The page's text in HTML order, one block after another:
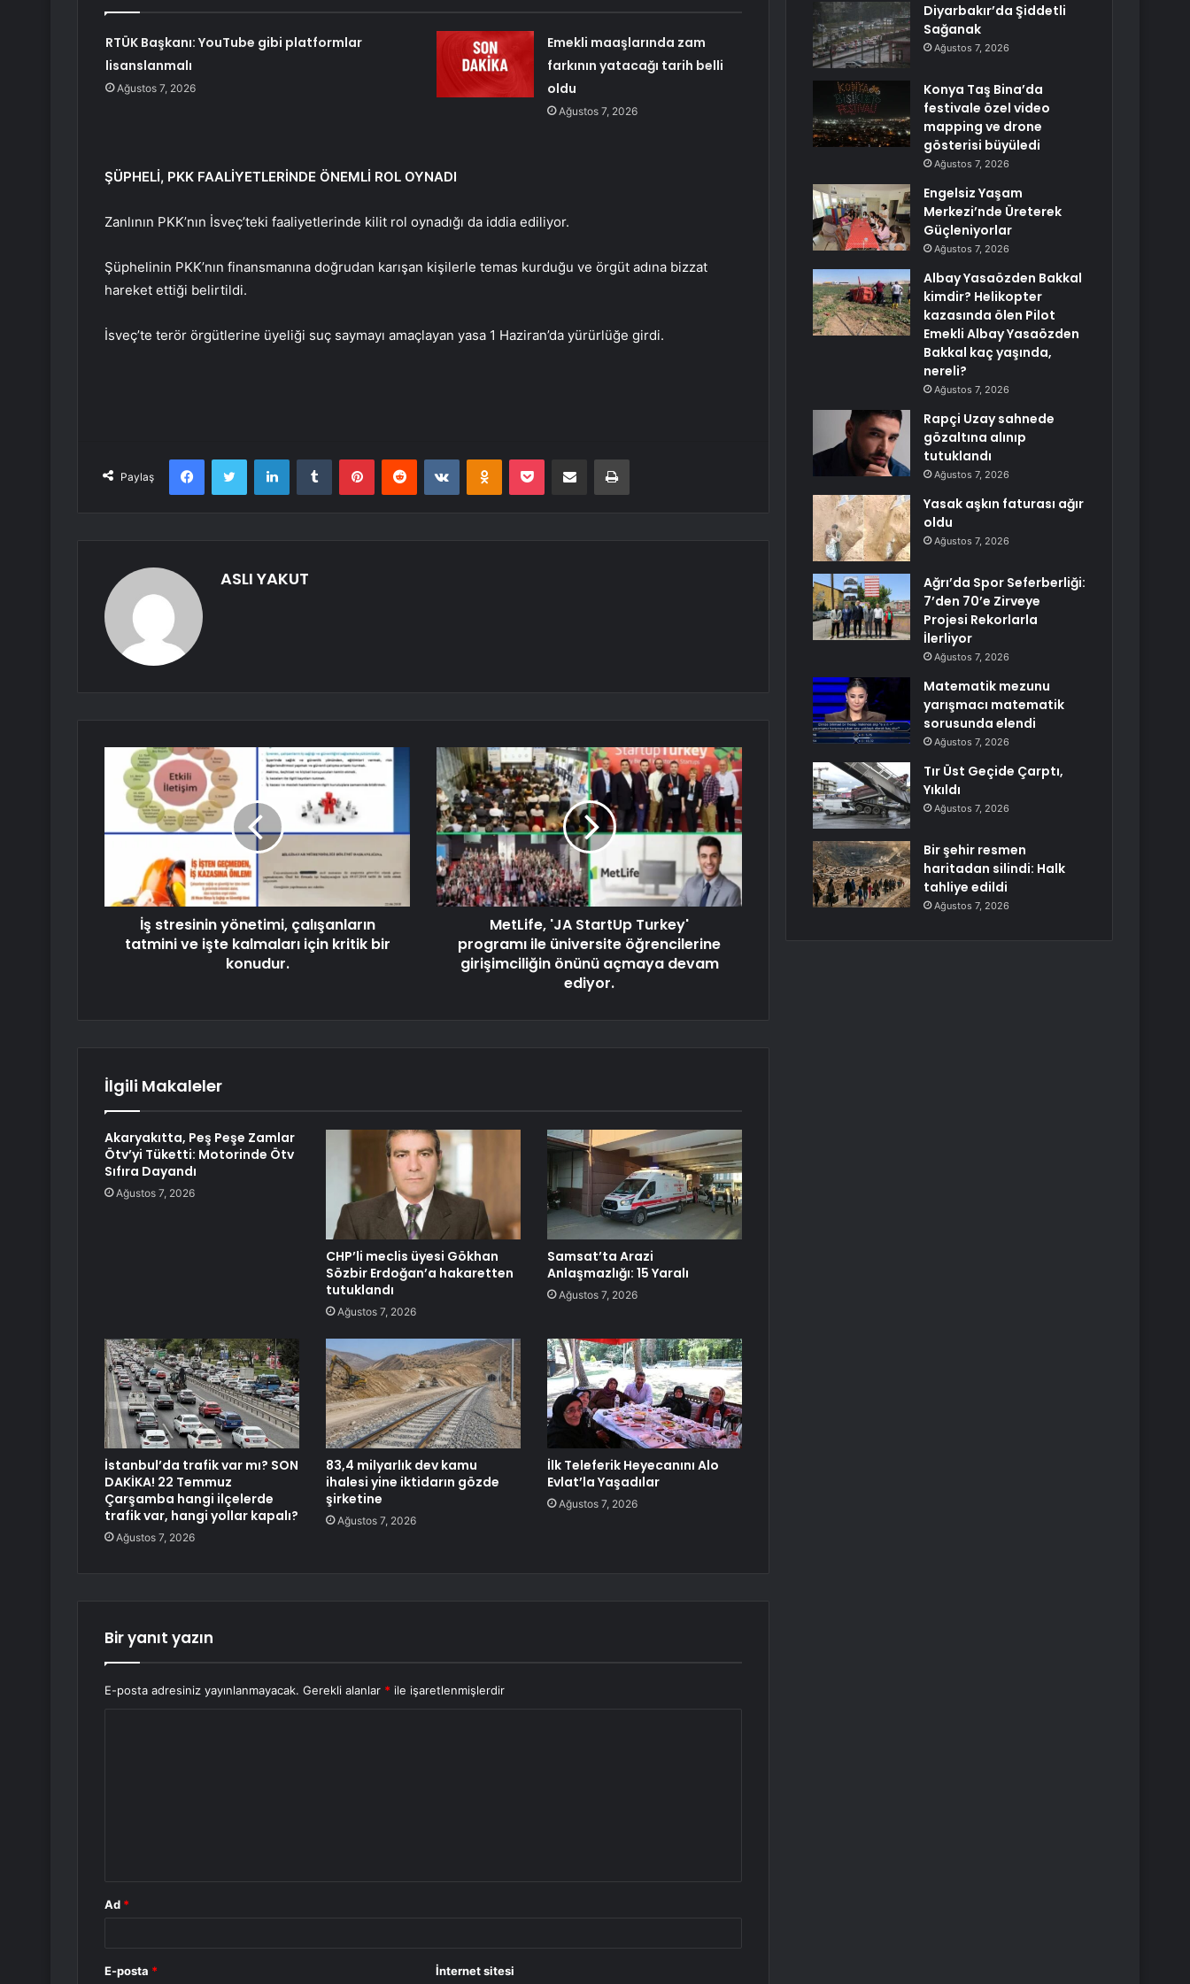
RTÜK Başkanı: YouTube gibi platformlar
lisanslanmalı
Ağustos 7, 2026
Emekli maaşlarında zam
farkının yatacağı tarih belli
oldu
Ağustos 7, 2026
ŞÜPHELİ, PKK FAALİYETLERİNDE ÖNEMLİ ROL OYNADI
Zanlının PKK’nın İsveç’teki faaliyetlerinde kilit rol oynadığı da iddia ediliyor.
Şüphelinin PKK’nın finansmanına doğrudan karışan kişilerle temas kurduğu ve örgüt adına bizzat
hareket ettiği belirtildi.
İsveç’te terör örgütlerine üyeliği suç saymayı amaçlayan yasa 1 Haziran’da yürürlüğe girdi.
Paylaş
FacebookTwitter LinkedInTumblr PinterestReddit VKontakteOdnoklassniki
Pocket E-Posta ile paylaş Yazdır
ASLI YAKUT
İş stresinin yönetimi, çalışanların
tatmini ve işte kalmaları için kritik bir
konudur.
MetLife, 'JA StartUp Turkey'
programı ile üniversite öğrencilerine
girişimciliğin önünü açmaya devam
ediyor.
İlgili Makaleler
Akaryakıtta, Peş Peşe Zamlar
Ötv’yi Tüketti: Motorinde Ötv
Sıfıra Dayandı
Ağustos 7, 2026
CHP’li meclis üyesi Gökhan
Sözbir Erdoğan’a hakaretten
tutuklandı
Ağustos 7, 2026
Samsat’ta Arazi
Anlaşmazlığı: 15 Yaralı
Ağustos 7, 2026
İstanbul’da trafik var mı? SON
DAKİKA! 22 Temmuz
Çarşamba hangi ilçelerde
trafik var, hangi yollar kapalı?
Ağustos 7, 2026
83,4 milyarlık dev kamu
ihalesi yine iktidarın gözde
şirketine
Ağustos 7, 2026
İlk Teleferik Heyecanını Alo
Evlat’la Yaşadılar
Ağustos 7, 2026
Bir yanıt yazın
E-posta adresiniz yayınlanmayacak. Gerekli alanlar * ile işaretlenmişlerdir
Ad *
E-posta * İnternet sitesi
Diyarbakır’da Şiddetli
Sağanak
Ağustos 7, 2026
Konya Taş Bina’da
festivale özel video
mapping ve drone
gösterisi büyüledi
Ağustos 7, 2026
Engelsiz Yaşam
Merkezi’nde Üreterek
Güçleniyorlar
Ağustos 7, 2026
Albay Yasaözden Bakkal
kimdir? Helikopter
kazasında ölen Pilot
Emekli Albay Yasaözden
Bakkal kaç yaşında,
nereli?
Ağustos 7, 2026
Rapçi Uzay sahnede
gözaltına alınıp
tutuklandı
Ağustos 7, 2026
Yasak aşkın faturası ağır
oldu
Ağustos 7, 2026
Ağrı’da Spor Seferberliği:
7’den 70’e Zirveye
Projesi Rekorlarla
İlerliyor
Ağustos 7, 2026
Matematik mezunu
yarışmacı matematik
sorusunda elendi
Ağustos 7, 2026
Tır Üst Geçide Çarptı,
Yıkıldı
Ağustos 7, 2026
Bir şehir resmen
haritadan silindi: Halk
tahliye edildi
Ağustos 7, 2026